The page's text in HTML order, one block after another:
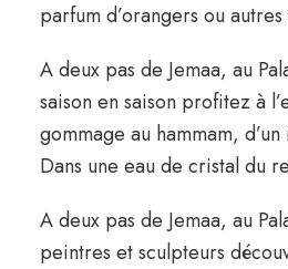
parfum d’orangers ou
A deux pas de Jemaa, au
saison en saison profitez à
gommage au hammam, d’un
Dans une eau de cristal du
A deux pas de Jemaa, au
peintres et sculpteurs